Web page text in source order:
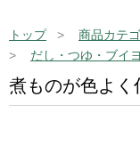
トップ 商品カテ
だし・つゆ・ブイ
煮ものが色よく